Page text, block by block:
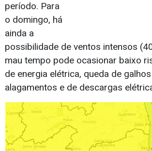
período. Para
o domingo, há
ainda a
possibilidade de ventos intensos
mau tempo pode ocasionar baixo
de energia elétrica, queda de
alagamentos e de descargas